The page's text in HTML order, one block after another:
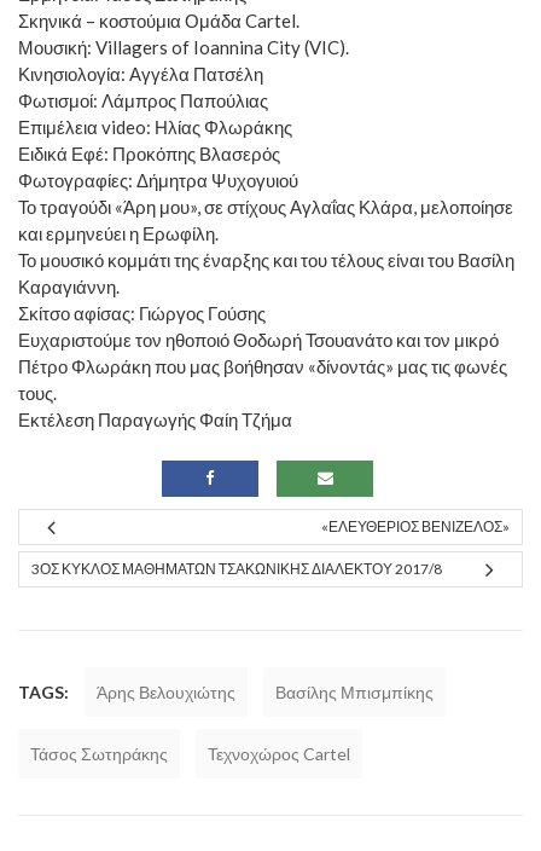
Σκηνικά – κοστούμια Ομάδα Cartel.
Μουσική: Villagers of Ioannina City (VIC).
Κινησιολογία: Αγγέλα Πατσέλη
Φωτισμοί: Λάμπρος Παπούλιας
Επιμέλεια video: Ηλίας Φλωράκης
Ειδικά Εφέ: Προκόπης Βλασερός
Φωτογραφίες: Δήμητρα Ψυχογυιού
Το τραγούδι «Άρη μου», σε στίχους Αγλαΐας Κλάρα, μελοποίησε
και ερμηνεύει η Ερωφίλη.
Το μουσικό κομμάτι της έναρξης και του τέλους είναι του Βασίλη
Καραγιάννη.
Σκίτσο αφίσας: Γιώργος Γούσης
Ευχαριστούμε τον ηθοποιό Θοδωρή Τσουανάτο και τον μικρό
Πέτρο Φλωράκη που μας βοήθησαν «δίνοντάς» μας τις φωνές
τους.
Εκτέλεση Παραγωγής Φαίη Τζήμα
«ΕΛΕΥΘΈΡΙΟΣ ΒΕΝΙΖΈΛΟΣ»
3ΟΣ ΚΎΚΛΟΣ ΜΑΘΗΜΆΤΩΝ ΤΣΑΚΏΝΙΚΗΣ ΔΙΑΛΈΚΤΟΥ 2017/8
TAGS: Άρης Βελουχιώτης Βασίλης Μπισμπίκης
Τάσος Σωτηράκης Τεχνοχώρος Cartel